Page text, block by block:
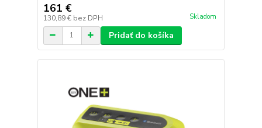
161 €
130,89 € bez DPH Skladom
Pridať do košíka